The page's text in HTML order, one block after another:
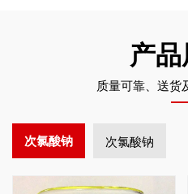
产
质量可靠、送货
次氯酸钠 次氯酸钠